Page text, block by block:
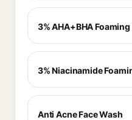
3% AHA+BHA
3% Niacinamide
Anti Acne Face Wash